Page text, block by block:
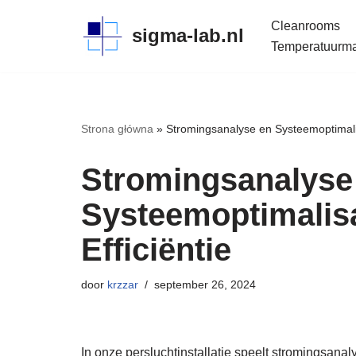
sigma-lab.nl
Cleanrooms
Strona główna » Stromingsanalyse en
Efficiëntie
door krzzar september 26, 2024
In onze persluchtinstallatie speelt